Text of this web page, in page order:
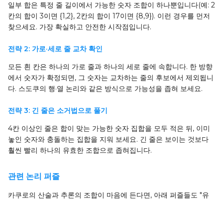
일부 합은 특정 줄 길이에서 가능한 숫자 조합이 하나뿐입니다(예: 2
칸의 합이 3이면 {1,2}, 2칸의 합이 17이면 {8,9}). 이런 경우를 먼저
찾으세요. 가장 확실하고 안전한 시작점입니다.
전략 2: 가로·세로 줄 교차 확인
모든 흰 칸은 하나의 가로 줄과 하나의 세로 줄에 속합니다. 한 방향
에서 숫자가 확정되면, 그 숫자는 교차하는 줄의 후보에서 제외됩니
다. 스도쿠의 행·열 논리와 같은 방식으로 가능성을 좁혀 보세요.
전략 3: 긴 줄은 소거법으로 풀기
4칸 이상인 줄은 합이 맞는 가능한 숫자 집합을 모두 적은 뒤, 이미
놓인 숫자와 충돌하는 집합을 지워 보세요. 긴 줄은 보이는 것보다
훨씬 빨리 하나의 유효한 조합으로 좁혀집니다.
관련 논리 퍼즐
카쿠로의 산술과 추론의 조합이 마음에 든다면, 아래 퍼즐들도 "유